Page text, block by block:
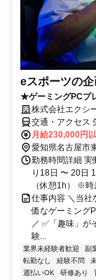
eスポーツの
★ゲーミングPCプ
株式会社エクシ
交通・アクセス
月給230,000円
愛知県名古屋市
勤務時間詳細 実
り18日 〜 20日
（休憩1h） ※
仕事内容 ＼当
価なゲーミング
／ ✅「趣味」が
験...
業界未経験者歓迎 副
転勤なし
経験不問
週払いOK
研修あり